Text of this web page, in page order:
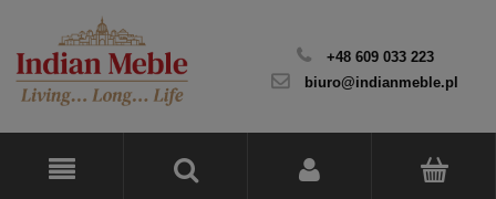
+48 609 033 223
biuro@indianmeble.pl